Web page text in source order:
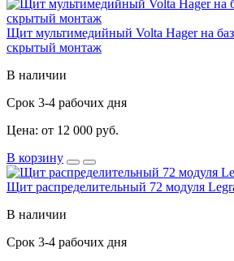
Щит мультимедийный Volta Hager на
скрытый монтаж
В наличии
Срок 3-4 рабочих дня
Цена: от 12 000 руб.
В корзину
Щит распределительный 72 модуля
В наличии
Срок 3-4 рабочих дня